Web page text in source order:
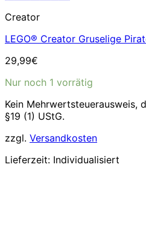
Creator
LEGO® Creator Gruselige
29,99€
Nur noch 1 vorrätig
Kein Mehrwertsteuerausweis,
§19 (1) UStG.
zzgl. Versandkosten
Lieferzeit: Individualisiert